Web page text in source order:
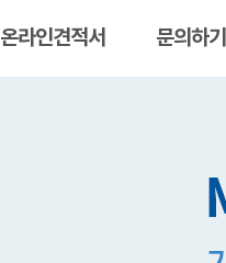
온라인견적서 문의하기